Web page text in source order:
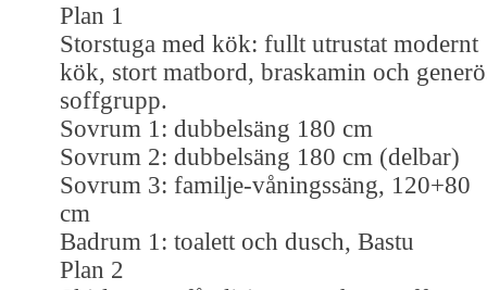
Plan 1
Storstuga med kök: fullt utrustat modernt
kök, stort matbord, braskamin och
soffgrupp.
Sovrum 1: dubbelsäng 180 cm
Sovrum 2: dubbelsäng 180 cm (delbar)
Sovrum 3: familje-våningssäng, 120+80
cm
Badrum 1: toalett och dusch, Bastu
Plan 2